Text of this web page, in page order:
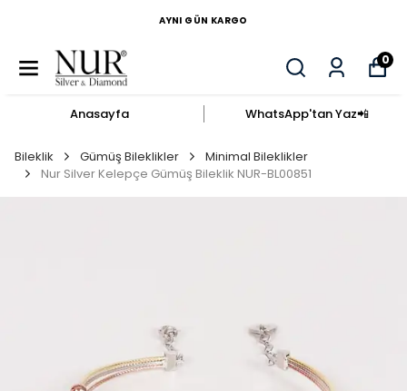
AYNI GÜN KARGO
0
Anasayfa WhatsApp'tan Yaz​📲​
Bileklik Gümüş Bileklikler
Minimal Bileklikler
Nur Silver Kelepçe Gümüş Bileklik NUR-BL00851